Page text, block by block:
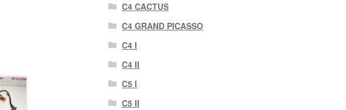
C4 CACTUS
C4 GRAND PICASSO
C4 I
C4 II
C5 I
C5 II